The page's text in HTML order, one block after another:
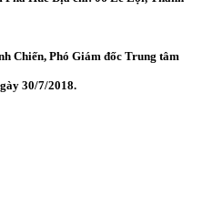
Chiến, Phó Giám đốc Trung tâm
30/7/2018.